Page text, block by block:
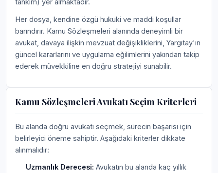
tahkim) yer almaktadır.
Her dosya, kendine özgü hukuki ve maddi koşullar
barındırır. Kamu Sözleşmeleri alanında deneyimli bir
avukat, davaya ilişkin mevzuat değişikliklerini, Yargıtay'ın
güncel kararlarını ve uygulama eğilimlerini yakından takip
ederek müvekkiline en doğru stratejiyi sunabilir.
Kamu Sözleşmeleri Avukatı Seçim Kriterleri
Bu alanda doğru avukatı seçmek, sürecin başarısı için
belirleyici öneme sahiptir. Aşağıdaki kriterler dikkate
alınmalıdır:
Uzmanlık Derecesi: Avukatın bu alanda kaç yıllık